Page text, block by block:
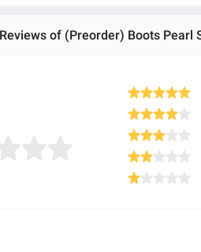
of (Preorder) Boots